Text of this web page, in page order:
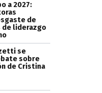
a 2027:
de
de liderazgo
se
sobre
de Cristina